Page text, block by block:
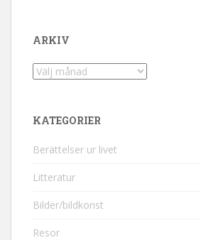
ARKIV
Arkiv
KATEGORIER
Berättelser ur livet
Litteratur
Bilder/bildkonst
Resor